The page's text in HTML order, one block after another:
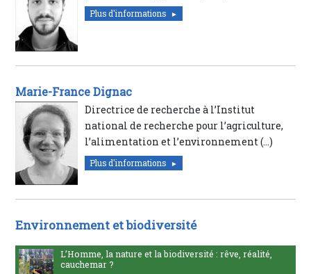
Plus d'informations
Marie-France Dignac
Directrice de recherche à l’Institut
national de recherche pour l’agriculture,
l’alimentation et l’environnement (…)
Plus d'informations
Environnement et biodiversité
L’Homme, la nature et la biodiversité : rêve, réalité,
cauchemar ?